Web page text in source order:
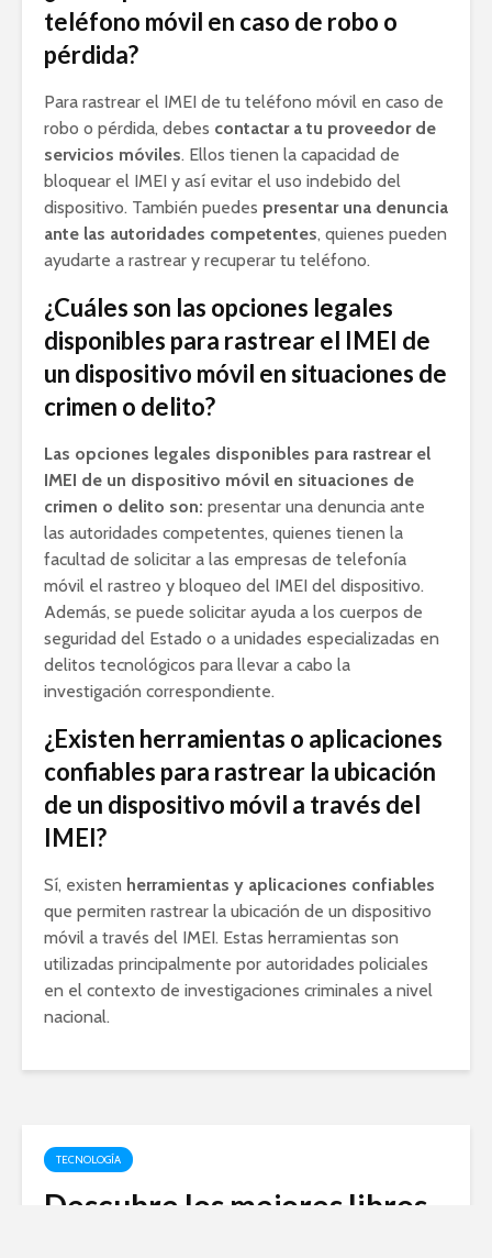
teléfono móvil en caso de robo o
pérdida?
Para rastrear el IMEI de tu teléfono móvil en caso de
robo o pérdida, debes contactar a tu proveedor de
servicios móviles. Ellos tienen la capacidad de
bloquear el IMEI y así evitar el uso indebido del
dispositivo. También puedes presentar una denuncia
ante las autoridades competentes, quienes pueden
ayudarte a rastrear y recuperar tu teléfono.
¿Cuáles son las opciones legales
disponibles para rastrear el IMEI de
un dispositivo móvil en situaciones de
crimen o delito?
Las opciones legales disponibles para rastrear el
IMEI de un dispositivo móvil en situaciones de
crimen o delito son: presentar una denuncia ante
las autoridades competentes, quienes tienen la
facultad de solicitar a las empresas de telefonía
móvil el rastreo y bloqueo del IMEI del dispositivo.
Además, se puede solicitar ayuda a los cuerpos de
seguridad del Estado o a unidades especializadas en
delitos tecnológicos para llevar a cabo la
investigación correspondiente.
¿Existen herramientas o aplicaciones
confiables para rastrear la ubicación
de un dispositivo móvil a través del
IMEI?
Sí, existen herramientas y aplicaciones confiables
que permiten rastrear la ubicación de un dispositivo
móvil a través del IMEI. Estas herramientas son
utilizadas principalmente por autoridades policiales
en el contexto de investigaciones criminales a nivel
nacional.
TECNOLOGÍA
Descubre los mejores libros